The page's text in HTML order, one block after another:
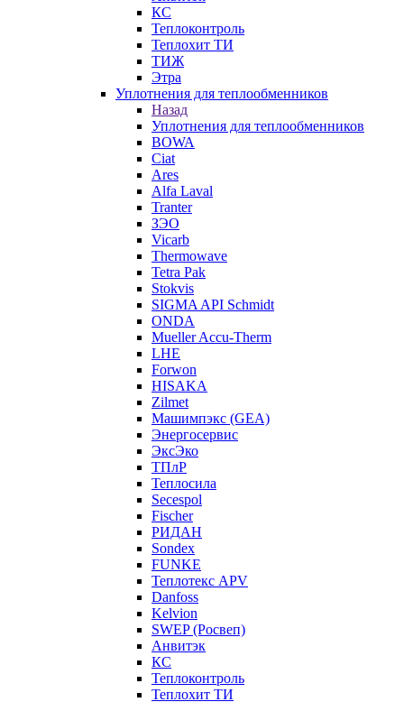
КС
Теплоконтроль
Теплохит ТИ
ТИЖ
Этра
Уплотнения для теплообменников
Назад
Уплотнения для теплообменников
BOWA
Ciat
Ares
Alfa Laval
Tranter
ЗЭО
Vicarb
Thermowave
Tetra Pak
Stokvis
SIGMA API Schmidt
ONDA
Mueller Accu-Therm
LHE
Forwon
HISAKA
Zilmet
Машимпэкс (GEA)
Энергосервис
ЭксЭко
ТПлР
Теплосила
Secespol
Fischer
РИДАН
Sondex
FUNKE
Теплотекс APV
Danfoss
Kelvion
SWEP (Росвеп)
Анвитэк
КС
Теплоконтроль
Теплохит ТИ